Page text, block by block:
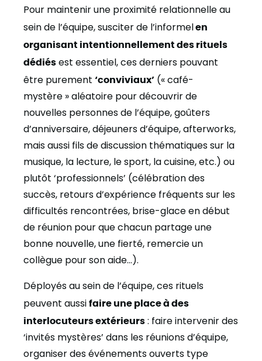
Pour maintenir une proximité relationnelle au
sein de l’équipe, susciter de l’informelen
organisant intentionnellement des rituels
dédiés est essentiel, ces derniers pouvant
être purement ‘conviviaux’ (« café-
mystère » aléatoire pour découvrir de
nouvelles personnes de l’équipe, goûters
d’anniversaire, déjeuners d’équipe, afterworks,
mais aussi fils de discussion thématiques sur la
musique, la lecture, le sport, la cuisine, etc.) ou
plutôt ‘professionnels’ (célébration des
succès, retours d’expérience fréquents sur les
difficultés rencontrées, brise-glace en début
de réunion pour que chacun partage une
bonne nouvelle, une fierté, remercie un
collègue pour son aide…).
Déployés au sein de l’équipe, ces rituels
peuvent aussi faire une place à des
interlocuteurs extérieurs : faire intervenir des
‘invités mystères’ dans les réunions d’équipe,
organiser des événements ouverts type